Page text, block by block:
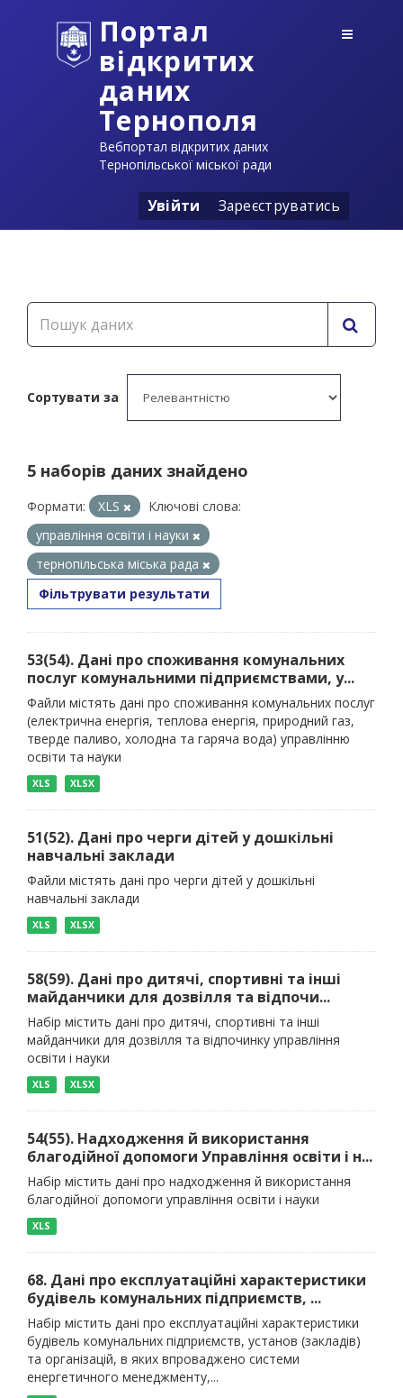
Портал
відкритих
даних
Тернополя
Вебпортал відкритих даних
Тернопільської міської ради
Увійти Зареєструватись
Сортувати за
5 наборів даних знайдено
Формати: XLS
Ключові слова:
управління освіти і науки
тернопільська міська рада
Фільтрувати результати
53(54). Дані про споживання комунальних
послуг комунальними підприємствами, у...
Файли містять дані про споживання комунальних послуг
(електрична енергія, теплова енергія, природний газ,
тверде паливо, холодна та гаряча вода) управлінню
освіти та науки
XLS XLSX
51(52). Дані про черги дітей у дошкільні
навчальні заклади
Файли містять дані про черги дітей у дошкільні
навчальні заклади
XLS XLSX
58(59). Дані про дитячі, спортивні та інші
майданчики для дозвілля та відпочи...
Набір містить дані про дитячі, спортивні та інші
майданчики для дозвілля та відпочинку управління
освіти і науки
XLS XLSX
54(55). Надходження й використання
благодійної допомоги Управління освіти і н...
Набір містить дані про надходження й використання
благодійної допомоги управління освіти і науки
XLS
68. Дані про експлуатаційні характеристики
будівель комунальних підприємств, ...
Набір містить дані про експлуатаційні характеристики
будівель комунальних підприємств, установ (закладів)
та організацій, в яких впроваджено системи
енергетичного менеджменту,...